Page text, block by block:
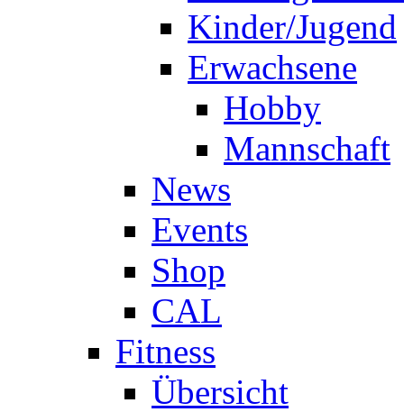
Kinder/Jugend
Erwachsene
Hobby
Mannschaft
News
Events
Shop
CAL
Fitness
Übersicht